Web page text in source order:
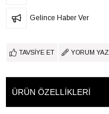
Gelince Haber Ver
TAVSIYE ET YORUM YAZ
ÜRÜN ÖZELLIKLERI